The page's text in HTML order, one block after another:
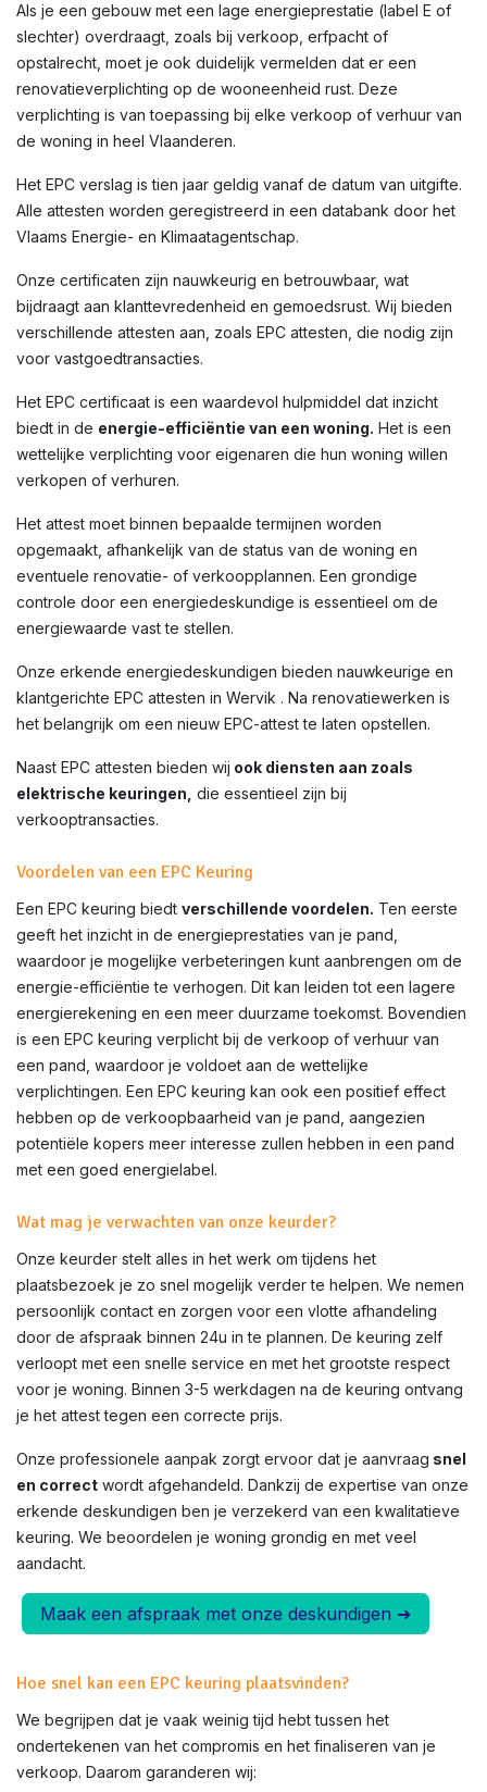
Als je een gebouw met een lage energieprestatie (label E of
slechter) overdraagt, zoals bij verkoop, erfpacht of
opstalrecht, moet je ook duidelijk vermelden dat er een
renovatieverplichting op de wooneenheid rust. Deze
verplichting is van toepassing bij elke verkoop of verhuur van
de woning in heel Vlaanderen.
Het EPC verslag is tien jaar geldig vanaf de datum van uitgifte.
Alle attesten worden geregistreerd in een databank door het
Vlaams Energie- en Klimaatagentschap.
Onze certificaten zijn nauwkeurig en betrouwbaar, wat
bijdraagt aan klanttevredenheid en gemoedsrust. Wij bieden
verschillende attesten aan, zoals EPC attesten, die nodig zijn
voor vastgoedtransacties.
Het EPC certificaat is een waardevol hulpmiddel dat inzicht
biedt in de energie-efficiëntie van een woning. Het is een
wettelijke verplichting voor eigenaren die hun woning willen
verkopen of verhuren.
Het attest moet binnen bepaalde termijnen worden
opgemaakt, afhankelijk van de status van de woning en
eventuele renovatie- of verkoopplannen. Een grondige
controle door een energiedeskundige is essentieel om de
energiewaarde vast te stellen.
Onze erkende energiedeskundigen bieden nauwkeurige en
klantgerichte EPC attesten in Wervik . Na renovatiewerken is
het belangrijk om een nieuw EPC-attest te laten opstellen.
Naast EPC attesten bieden wij ook diensten aan zoals
elektrische keuringen, die essentieel zijn bij
verkooptransacties.
Voordelen van een EPC Keuring
Een EPC keuring biedt verschillende voordelen. Ten eerste
geeft het inzicht in de energieprestaties van je pand,
waardoor je mogelijke verbeteringen kunt aanbrengen om de
energie-efficiëntie te verhogen. Dit kan leiden tot een lagere
energierekening en een meer duurzame toekomst. Bovendien
is een EPC keuring verplicht bij de verkoop of verhuur van
een pand, waardoor je voldoet aan de wettelijke
verplichtingen. Een EPC keuring kan ook een positief effect
hebben op de verkoopbaarheid van je pand, aangezien
potentiële kopers meer interesse zullen hebben in een pand
met een goed energielabel.
Wat mag je verwachten van onze keurder?
Onze keurder stelt alles in het werk om tijdens het
plaatsbezoek je zo snel mogelijk verder te helpen. We nemen
persoonlijk contact en zorgen voor een vlotte afhandeling
door de afspraak binnen 24u in te plannen. De keuring zelf
verloopt met een snelle service en met het grootste respect
voor je woning. Binnen 3-5 werkdagen na de keuring ontvang
je het attest tegen een correcte prijs.
Onze professionele aanpak zorgt ervoor dat je aanvraag snel
en correct wordt afgehandeld. Dankzij de expertise van onze
erkende deskundigen ben je verzekerd van een kwalitatieve
keuring. We beoordelen je woning grondig en met veel
aandacht.
Maak een afspraak met onze deskundigen ➜
Hoe snel kan een EPC keuring plaatsvinden?
We begrijpen dat je vaak weinig tijd hebt tussen het
ondertekenen van het compromis en het finaliseren van je
verkoop. Daarom garanderen wij: